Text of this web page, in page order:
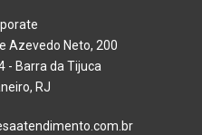
Azevedo Neto, 200
- Barra da Tijuca
RJ